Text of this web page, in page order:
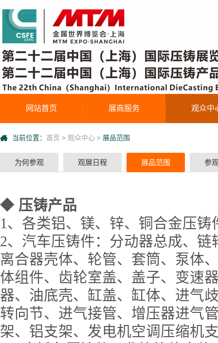
网站首页 展商服务 观众中
当前位置： 首页 > 观众中心 > 展品范围
为何参观 观展日程 展品范围 参
◆ 压铸产品
1、各类铝、镁、锌、铜合金压铸
2、汽车压铸件：分动器总成、
离合器壳体、轮管、套筒、泵体
体组件、齿轮室盖、盖子、变速
器、油底壳、缸盖、缸体、进气
转向节、进气接管、增压器进气
架、铝支架、发电机空调压缩机